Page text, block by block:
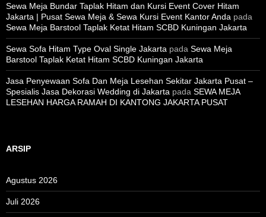
Sewa Meja Bundar Taplak Hitam dan Kursi Event Cover Hitam
Jakarta | Pusat Sewa Meja & Sewa Kursi Event Kantor Anda pada
Sewa Meja Barstool Taplak Ketat Hitam SCBD Kuningan Jakarta
Sewa Sofa Hitam Type Oval Single Jakarta pada Sewa Meja
Barstool Taplak Ketat Hitam SCBD Kuningan Jakarta
Jasa Penyewaan Sofa Dan Meja Lesehan Sekitar Jakarta Pusat –
Spesialis Jasa Dekorasi Wedding di Jakarta pada SEWA MEJA
LESEHAN HARGA RAMAH DI KANTONG JAKARTA PUSAT
ARSIP
Agustus 2026
Juli 2026